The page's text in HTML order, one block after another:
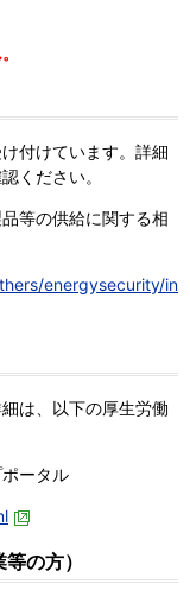
付けています。詳細
ください。
等の供給に関する相
energysecurity/in
は、以下の厚生労働
ータル
の方）